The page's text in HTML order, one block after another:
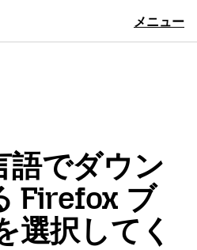
メニュー
語でダウン
Firefox ブ
選択してく